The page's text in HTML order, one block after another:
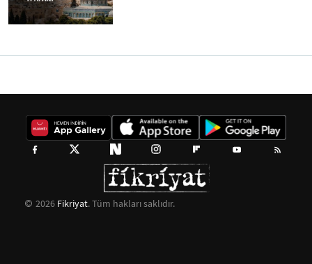
2026 Fikriyat. Tüm hakları saklıdır.